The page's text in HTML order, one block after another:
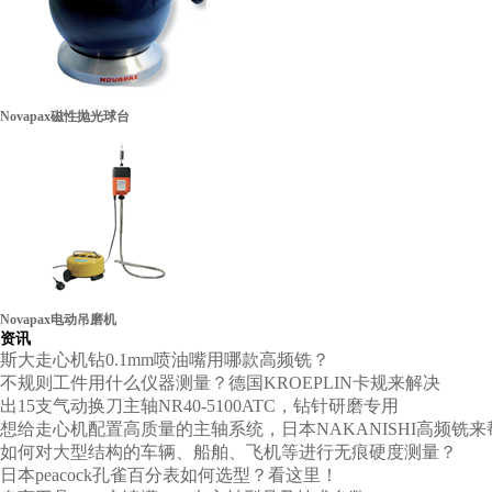
Novapax磁性抛光球台
Novapax电动吊磨机
资讯
斯大走心机钻0.1mm喷油嘴用哪款高频铣？
不规则工件用什么仪器测量？德国KROEPLIN卡规来解决
出15支气动换刀主轴NR40-5100ATC，钻针研磨专用
想给走心机配置高质量的主轴系统，日本NAKANISHI高频铣来
如何对大型结构的车辆、船舶、飞机等进行无痕硬度测量？
日本peacock孔雀百分表如何选型？看这里！